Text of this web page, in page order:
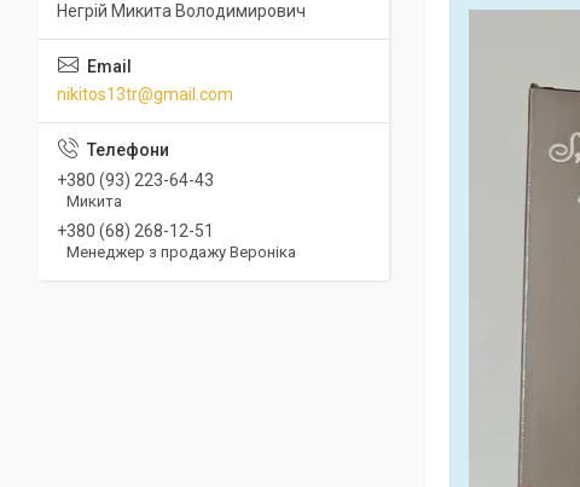
Негрій Микита Володимирович
nikitos13tr@gmail.com
+380 (93) 223-64-43
Микита
+380 (68) 268-12-51
Менеджер з продажу Вероніка